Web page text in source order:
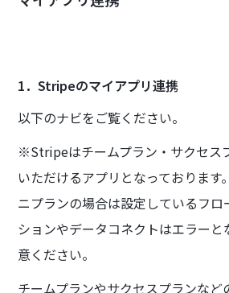
1．Stripeのマイアプリ連携
以下のナビをご覧ください。
※Stripeはチームプラン・サクセス
いただけるアプリとなっております
ニプランの場合は設定しているフロ
ションやデータコネクトはエラー
意ください。
チームプランやサクセスプランなど